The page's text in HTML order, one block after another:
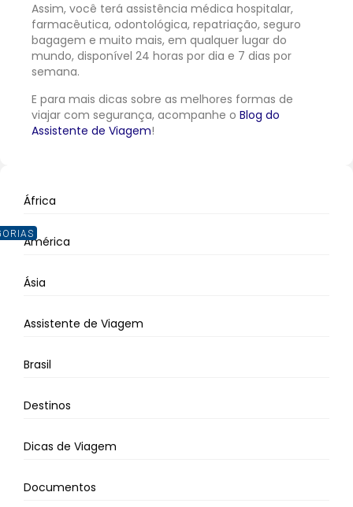
Assim, você terá assistência médica hospitalar,
farmacêutica, odontológica, repatriação, seguro
bagagem e muito mais, em qualquer lugar do
mundo, disponível 24 horas por dia e 7 dias por
semana.
E para mais dicas sobre as melhores formas de
viajar com segurança, acompanhe o Blog do
Assistente de Viagem!
África
América
Ásia
Assistente de Viagem
Brasil
Destinos
Dicas de Viagem
Documentos